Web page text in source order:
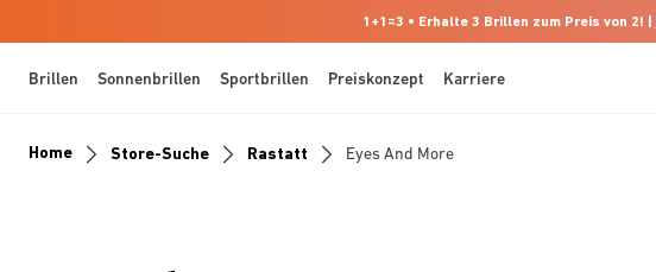
1+1=3 • Erhalte 3 Brillen zum Preis von 2! |
Brillen Sonnenbrillen Sportbrillen Preiskonzept Karriere
Home Store-Suche Rastatt Eyes And More